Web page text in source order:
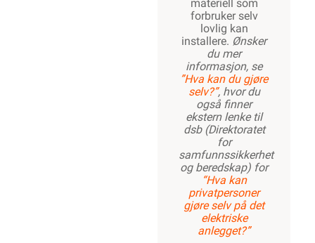
materiell som
forbruker selv
lovlig kan
installere. Ønsker
du mer
informasjon, se
”Hva kan du gjøre
selv?”, hvor du
også finner
ekstern lenke til
dsb (Direktoratet
for
samfunnssikkerhet
og beredskap) for
“Hva kan
privatpersoner
gjøre selv på det
elektriske
anlegget?”